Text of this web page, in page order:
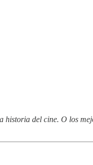
del cine. O los